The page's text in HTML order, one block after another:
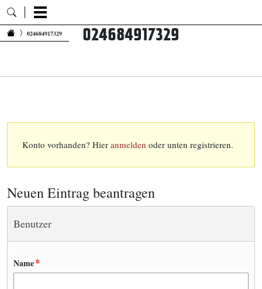
Zum Inhalt springen
024684917329 024684917329
Konto vorhanden? Hier anmelden oder unten registrieren.
Neuen Eintrag beantragen
Benutzer
Name*